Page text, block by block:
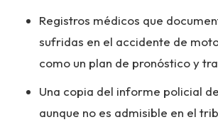
Registros médicos que
sufridas en el accidente de
como un plan de pronóstico y
Una copia del informe policial
aunque no es admisible en el